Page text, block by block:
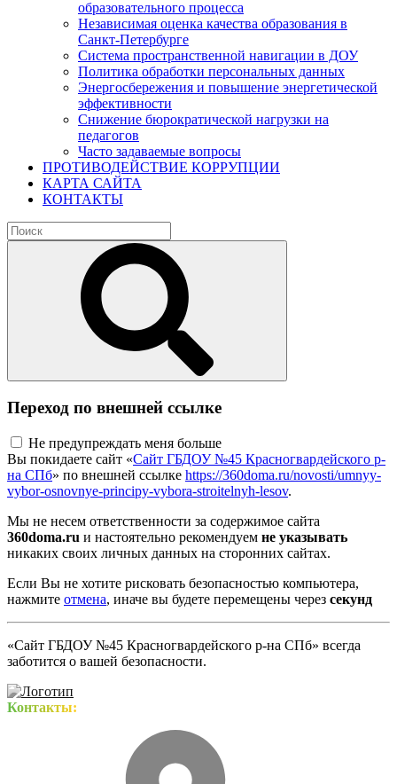
образовательного процесса
Независимая оценка качества образования в
Санкт-Петербурге
Система пространственной навигации в ДОУ
Политика обработки персональных данных
Энергосбережения и повышение энергетической
эффективности
Снижение бюрократической нагрузки на
педагогов
Часто задаваемые вопросы
ПРОТИВОДЕЙСТВИЕ КОРРУПЦИИ
КАРТА САЙТА
КОНТАКТЫ
Переход по внешней ссылке
Не предупреждать меня больше
Вы покидаете сайт «Сайт ГБДОУ №45 Красногвардейского р-
на СПб» по внешней ссылке https://360doma.ru/novosti/umnyy-
vybor-osnovnye-principy-vybora-stroitelnyh-lesov.
Мы не несем ответственности за содержимое сайта
360doma.ru и настоятельно рекомендуем не указывать
никаких своих личных данных на сторонних сайтах.
Если Вы не хотите рисковать безопасностью компьютера,
нажмите отмена, иначе вы будете перемещены через секунд
«Сайт ГБДОУ №45 Красногвардейского р-на СПб» всегда
заботится о вашей безопасности.
Контакты: